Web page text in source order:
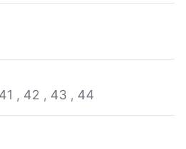
, 42 , 43 , 44